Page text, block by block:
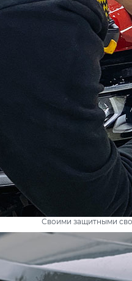
Своими защитными